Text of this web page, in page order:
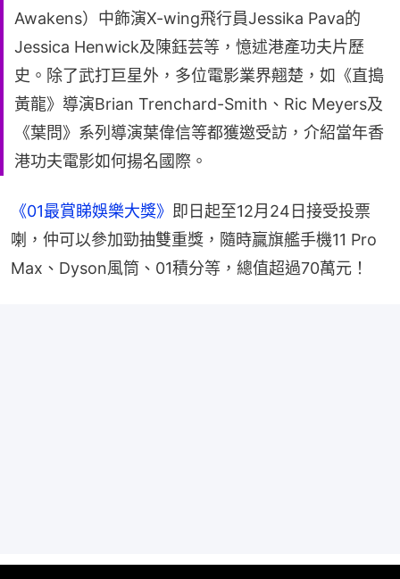
Awakens）中飾演X-wing飛行員Jessika Pava的
Jessica Henwick及陳鈺芸等，憶述港產功夫片歷
史。除了武打巨星外，多位電影業界翹楚，如《直搗
黃龍》導演Brian Trenchard-Smith、Ric Meyers及
《葉問》系列導演葉偉信等都獲邀受訪，介紹當年香
港功夫電影如何揚名國際。
《01最賞睇娛樂大獎》 即日起至12月24日接受投票
喇，仲可以參加勁抽雙重獎，隨時贏旗艦手機11 Pro
Max、Dyson風筒、01積分等，總值超過70萬元！